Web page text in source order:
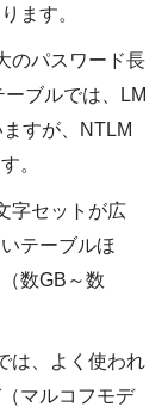
ます。
のパスワード長
ブルでは、LM
すが、NTLM
。
字セットが広
テーブルほ
数GB～数
は、よく使われ
マルコフモデ